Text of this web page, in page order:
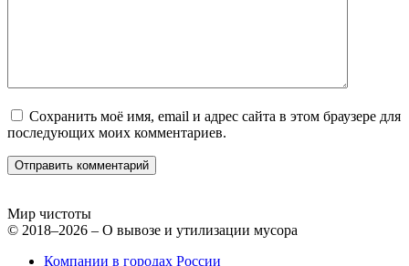
Сохранить моё имя, email и адрес сайта в этом браузере для
последующих моих комментариев.
Мир чистоты
© 2018–2026 – О вывозе и утилизации мусора
Компании в городах России